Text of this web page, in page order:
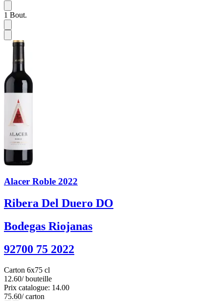
1 Bout.
Alacer Roble 2022
Ribera Del Duero DO
Bodegas Riojanas
92700 75 2022
Carton 6x75 cl
12.60/ bouteille
Prix catalogue: 14.00
75.60/ carton